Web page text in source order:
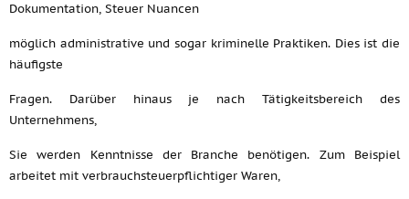
Dokumentation, Steuer Nuancen
möglich administrative und sogar kriminelle Praktiken. Dies ist die
häufigste
Fragen. Darüber hinaus je nach Tätigkeitsbereich des
Unternehmens,
Sie werden Kenntnisse der Branche benötigen. Zum Beispiel
arbeitet mit verbrauchsteuerpflichtiger Waren,